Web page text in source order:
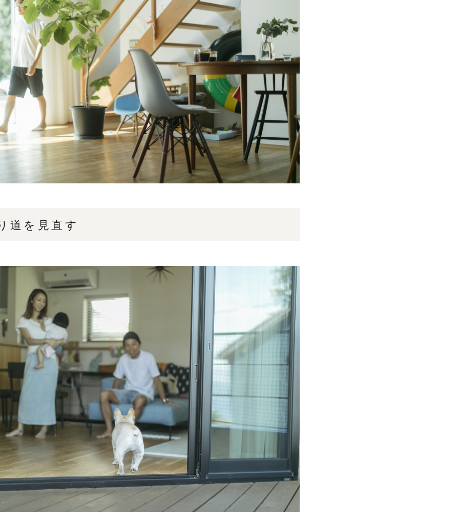
道を見直す